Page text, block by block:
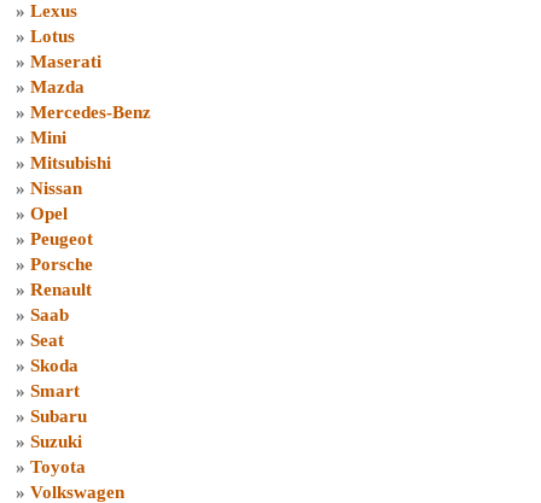
» Lexus
» Lotus
» Maserati
» Mazda
» Mercedes-Benz
» Mini
» Mitsubishi
» Nissan
» Opel
» Peugeot
» Porsche
» Renault
» Saab
» Seat
» Skoda
» Smart
» Subaru
» Suzuki
» Toyota
» Volkswagen